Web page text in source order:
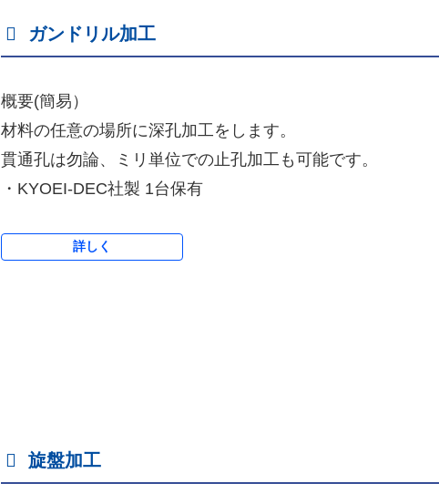
ガンドリル加工
概要(簡易）
材料の任意の場所に深孔加工をします。
貫通孔は勿論、ミリ単位での止孔加工も可能です。
・KYOEI-DEC社製 1台保有
詳しく
旋盤加工